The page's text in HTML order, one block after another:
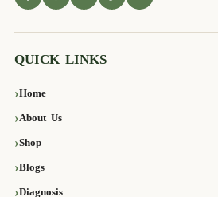
QUICK LINKS
Home
About Us
Shop
Blogs
Diagnosis